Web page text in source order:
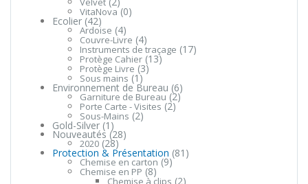
VitaNova (0)
Ecolier (42)
Ardoise (4)
Couvre-Livre (4)
Instruments de traçage (17)
Protège Cahier (13)
Protège Livre (3)
Sous mains (1)
Environnement de Bureau (6)
Garniture de Bureau (2)
Porte Carte - Visites (2)
Sous-Mains (2)
Gold-Silver (1)
Nouveautés (28)
2020 (28)
Protection & Présentation (81)
Chemise en carton (9)
Chemise en PP (8)
Chemise à clips (2)